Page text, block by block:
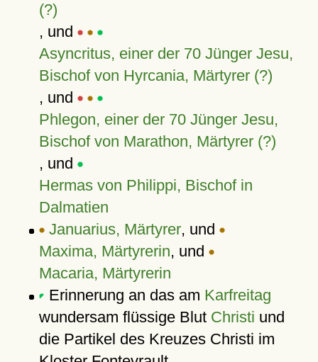
(?)
, und
Asyncritus, einer der 70 Jünger Jesu,
Bischof von Hyrcania, Märtyrer (?)
, und
Phlegon, einer der 70 Jünger Jesu,
Bischof von Marathon, Märtyrer (?)
, und
Hermas von Philippi, Bischof in
Dalmatien
Januarius, Märtyrer, und
Maxima, Märtyrerin, und
Macaria, Märtyrerin
Erinnerung an das am Karfreitag
wundersam flüssige Blut Christi und
die Partikel des Kreuzes Christi im